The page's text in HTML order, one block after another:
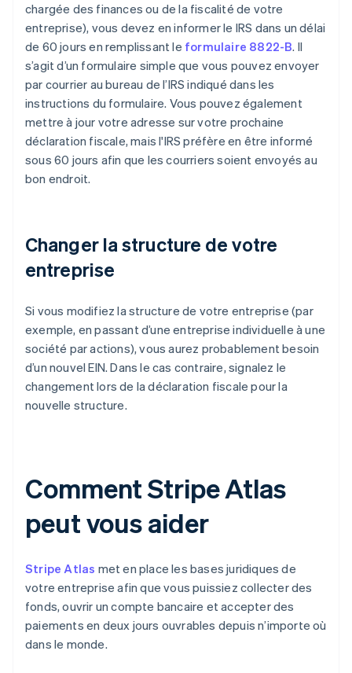
chargée des finances ou de la fiscalité de votre
entreprise), vous devez en informer le IRS dans un délai
de 60 jours en remplissant le formulaire 8822-B. Il
s’agit d’un formulaire simple que vous pouvez envoyer
par courrier au bureau de l’IRS indiqué dans les
instructions du formulaire. Vous pouvez également
mettre à jour votre adresse sur votre prochaine
déclaration fiscale, mais l'IRS préfère en être informé
sous 60 jours afin que les courriers soient envoyés au
bon endroit.
Changer la structure de votre
entreprise
Si vous modifiez la structure de votre entreprise (par
exemple, en passant d’une entreprise individuelle à une
société par actions), vous aurez probablement besoin
d’un nouvel EIN. Dans le cas contraire, signalez le
changement lors de la déclaration fiscale pour la
nouvelle structure.
Comment Stripe Atlas
peut vous aider
Stripe Atlas met en place les bases juridiques de
votre entreprise afin que vous puissiez collecter des
fonds, ouvrir un compte bancaire et accepter des
paiements en deux jours ouvrables depuis n’importe où
dans le monde.